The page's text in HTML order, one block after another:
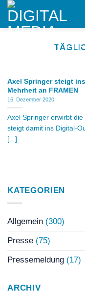
Skip
content
Axel Springer steigt
Mehrheit an FRAMEN
16. Dezember 2020
Axel Springer erwirbt
steigt damit ins Digital-
[...]
KATEGORIEN
Allgemein (300)
Presse (75)
Pressemeldung (17)
ARCHIV